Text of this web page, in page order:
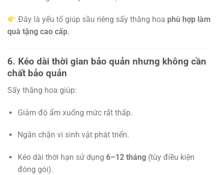
Đây là yếu tố giúp sầu riêng sấy thăng hoa phù hợp làm
quà tặng cao cấp.
6. Kéo dài thời gian bảo quản nhưng không cần
chất bảo quản
Sấy thăng hoa giúp:
Giảm độ ẩm xuống mức rất thấp.
Ngăn chặn vi sinh vật phát triển.
Kéo dài thời hạn sử dụng 6–12 tháng(tùy điều kiện
đóng gói).